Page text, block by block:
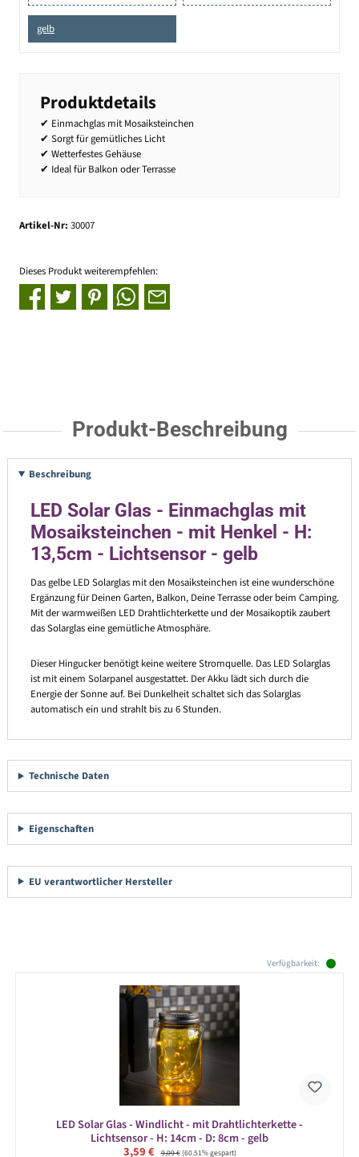
gelb
Produktdetails
✔ Einmachglas mit Mosaiksteinchen
✔ Sorgt für gemütliches Licht
✔ Wetterfestes Gehäuse
✔ Ideal für Balkon oder Terrasse
Artikel-Nr: 30007
Dieses Produkt weiterempfehlen:
Produkt-Beschreibung
Beschreibung
LED Solar Glas - Einmachglas mit
Mosaiksteinchen - mit Henkel - H:
13,5cm - Lichtsensor - gelb
Das gelbe LED Solarglas mit den Mosaiksteinchen ist eine wunderschöne
Ergänzung für Deinen Garten, Balkon, Deine Terrasse oder beim Camping.
Mit der warmweißen LED Drahtlichterkette und der Mosaikoptik zaubert
das Solarglas eine gemütliche Atmosphäre.
Dieser Hingucker benötigt keine weitere Stromquelle. Das LED Solarglas
ist mit einem Solarpanel ausgestattet. Der Akku lädt sich durch die
Energie der Sonne auf. Bei Dunkelheit schaltet sich das Solarglas
automatisch ein und strahlt bis zu 6 Stunden.
Technische Daten
Eigenschaften
EU verantwortlicher Hersteller
Verfügbarkeit:
LED Solar Glas - Windlicht - mit Drahtlichterkette -
Lichtsensor - H: 14cm - D: 8cm - gelb
Verkaufspreis:
3,59 € Regulärer Preis:
9,09 €(60.51% gespart)